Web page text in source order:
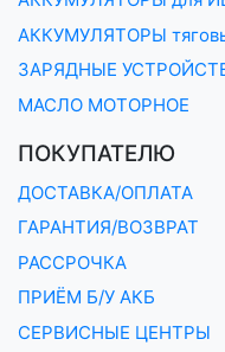
АККУМУЛЯТОРЫ
ЗАРЯДНЫЕ
МАСЛО МОТОРНОЕ
ПОКУПАТЕЛЮ
ДОСТАВКА/ОПЛАТА
ГАРАНТИЯ/ВОЗВРАТ
РАССРОЧКА
ПРИЁМ Б/У АКБ
СЕРВИСНЫЕ ЦЕНТРЫ